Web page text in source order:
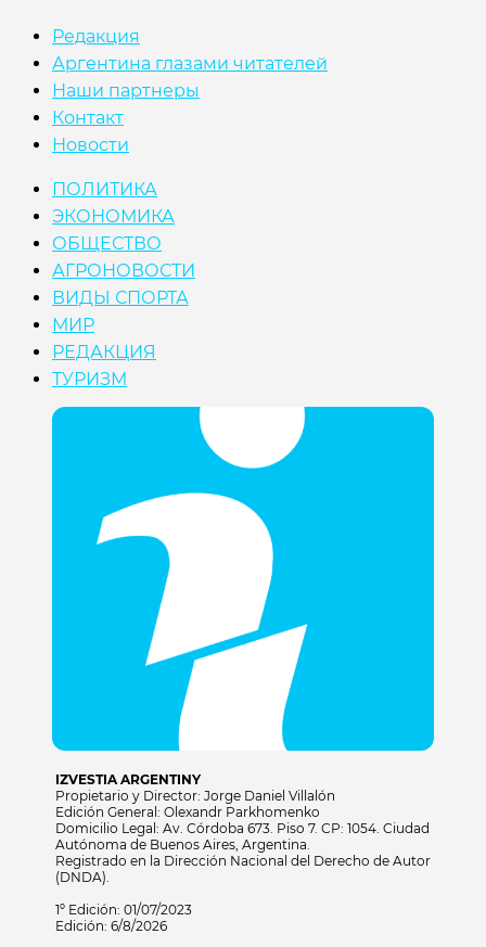
Редакция
Аргентина глазами читателей
Наши партнеры
Контакт
Новости
ПОЛИТИКА
ЭКОНОМИКА
ОБЩЕСТВО
АГРОНОВОСТИ
ВИДЫ СПОРТА
МИР
РЕДАКЦИЯ
ТУРИЗМ
IZVESTIA ARGENTINY
Propietario y Director: Jorge Daniel Villalón
Edición General: Olexandr Parkhomenko
Domicilio Legal: Av. Córdoba 673. Piso 7. CP: 1054. Ciudad
Autónoma de Buenos Aires, Argentina.
Registrado en la Dirección Nacional del Derecho de Autor
(DNDA).
1º Edición: 01/07/2023
Edición: 6/8/2026